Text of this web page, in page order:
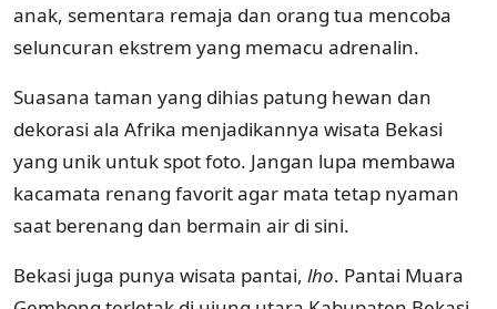
anak, sementara remaja dan orang tua mencoba
seluncuran ekstrem yang memacu adrenalin.
Suasana taman yang dihias patung hewan dan
dekorasi ala Afrika menjadikannya wisata Bekasi
yang unik untuk spot foto. Jangan lupa membawa
kacamata renang favorit agar mata tetap nyaman
saat berenang dan bermain air di sini.
Bekasi juga punya wisata pantai, lho. Pantai Muara